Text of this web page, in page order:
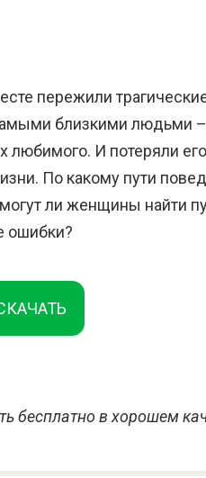
пережили
близкими людьми
любимого. И потеряли
По какому пути
ли женщины найти
ошибки?
бесплатно в хорошем